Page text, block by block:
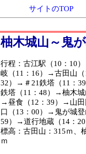
サイトのTOP
柚木城山～鬼
行程：古江駅（10：10
岐（11：16）→古田山
32）→＃21鉄塔（11：
鉄塔（11：48）→柚木
→昼食（12：39）→山
口（13：00）→鬼が城
59）→道行地蔵（14：
標高：古田山：315ｍ、
ｍ